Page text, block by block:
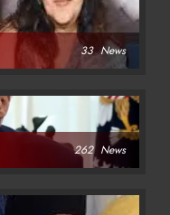
33 News
262 News